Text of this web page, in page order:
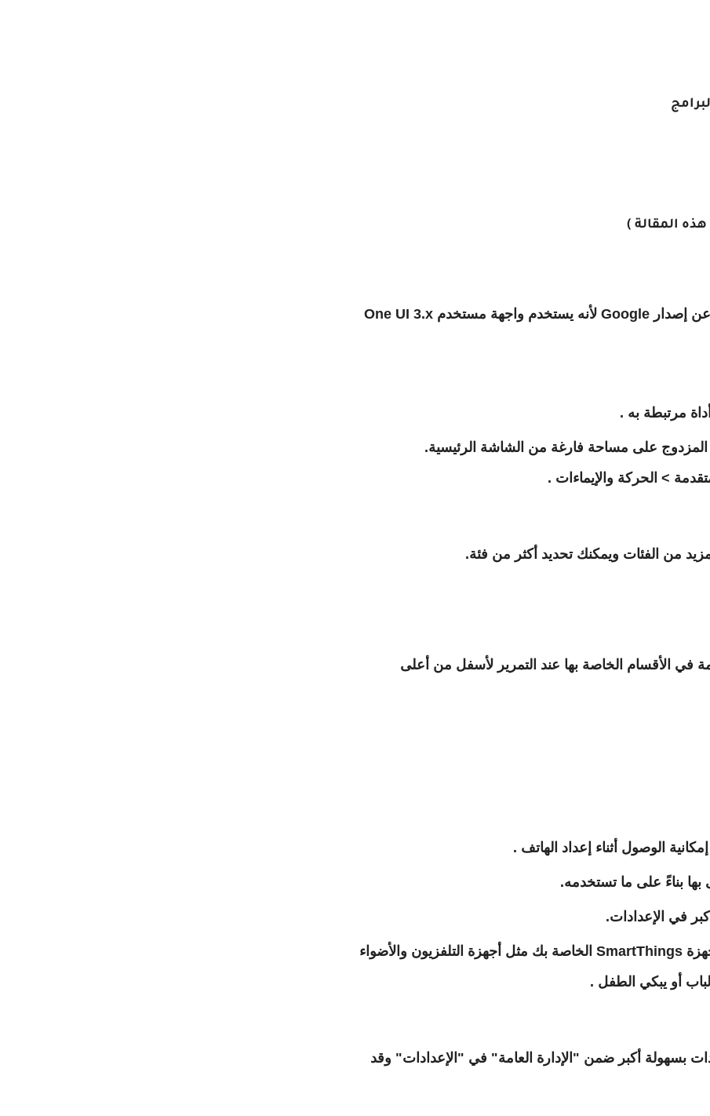
المقالة )
يبدو إصدار Samsung من Android 11 مختلفًا عن إصدار Google لأنه يستخدم واجهة مستخدم One UI 3.x
مرتبطة به .
على مساحة فارغة من الشاشة الرئيسية.
> الحركة والإيماءات .
من الفئات ويمكنك تحديد أكثر من فئة.
في الأقسام الخاصة بها عند التمرير لأسفل من أعلى
الوصول أثناء إعداد الهاتف .
بناءً على ما تستخدمه.
في الإعدادات.
تعمل أجهزة الكشف عن الصوت الآن مع أجهزة SmartThings الخاصة بك مثل أجهزة التلفزيون والأضواء
أو يبكي الطفل .
بسهولة أكبر ضمن "الإدارة العامة" في "الإعدادات" وقد